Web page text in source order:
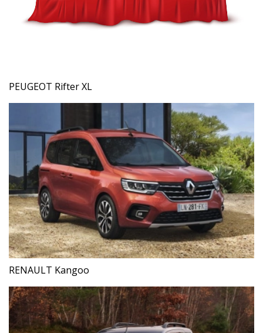
PEUGEOT Rifter XL
RENAULT Kangoo